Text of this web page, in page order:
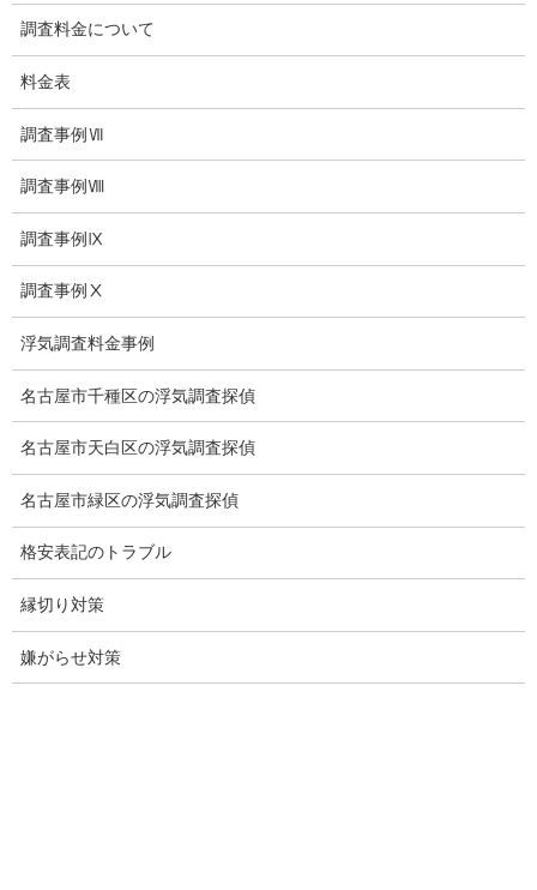
探偵学校
浮気調査専門
結婚前の行動調査
結婚調査
社員の行動調査
行動調査
法人調査
調査料金について
料金表
調査事例Ⅶ
調査事例Ⅷ
調査事例Ⅸ
調査事例Ⅹ
浮気調査料金事例
名古屋市千種区の浮気調査探偵
名古屋市天白区の浮気調査探偵
名古屋市緑区の浮気調査探偵
格安表記のトラブル
縁切り対策
嫌がらせ対策